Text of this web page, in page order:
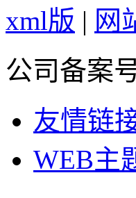
xml版 | 网
公司备案号
友情链接
WEB主